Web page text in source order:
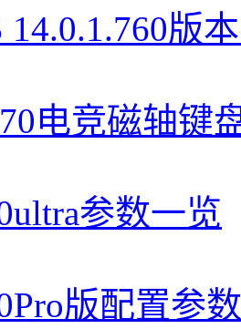
14.0.1.760版
电竞磁轴键
参数一览
版配置参数